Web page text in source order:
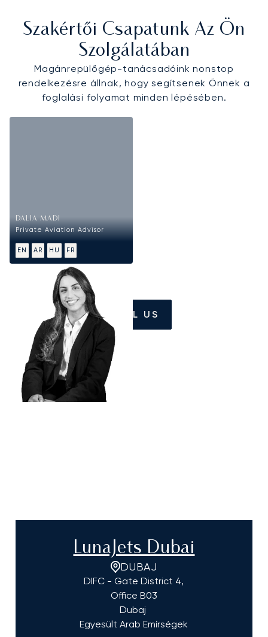
Szakértői Csapatunk Az Ön
Szolgálatában
Magánrepülőgép-tanácsadóink nonstop
rendelkezésre állnak, hogy segítsenek Önnek a
foglalási folyamat minden lépésében.
DALIA MADI
Private Aviation Advisor
EN AR HU FR
CALL US
LunaJets Dubai
DUBAJ
DIFC - Gate District 4,
Office B03
Dubaj
Egyesült Arab Emírségek